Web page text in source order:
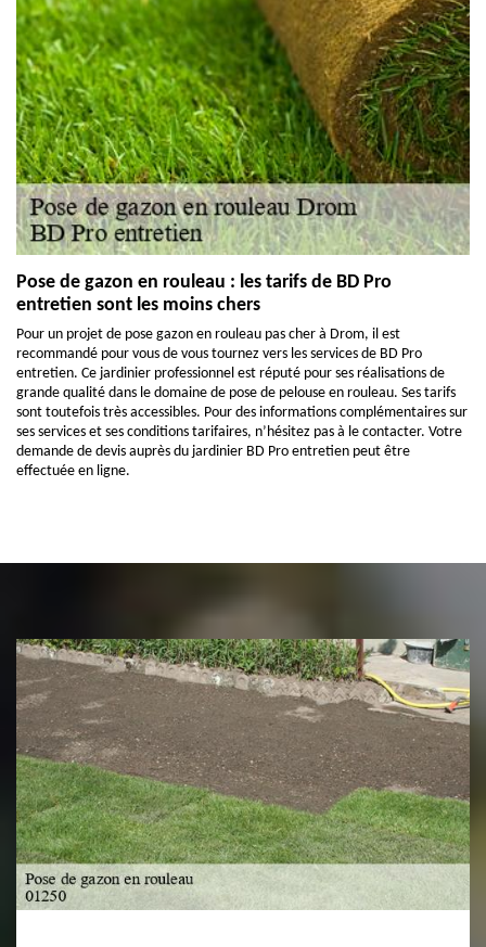
Pose de gazon en rouleau : les tarifs de BD Pro
entretien sont les moins chers
Pour un projet de pose gazon en rouleau pas cher à Drom, il est
recommandé pour vous de vous tournez vers les services de BD Pro
entretien. Ce jardinier professionnel est réputé pour ses réalisations de
grande qualité dans le domaine de pose de pelouse en rouleau. Ses tarifs
sont toutefois très accessibles. Pour des informations complémentaires sur
ses services et ses conditions tarifaires, n’hésitez pas à le contacter. Votre
demande de devis auprès du jardinier BD Pro entretien peut être
effectuée en ligne.